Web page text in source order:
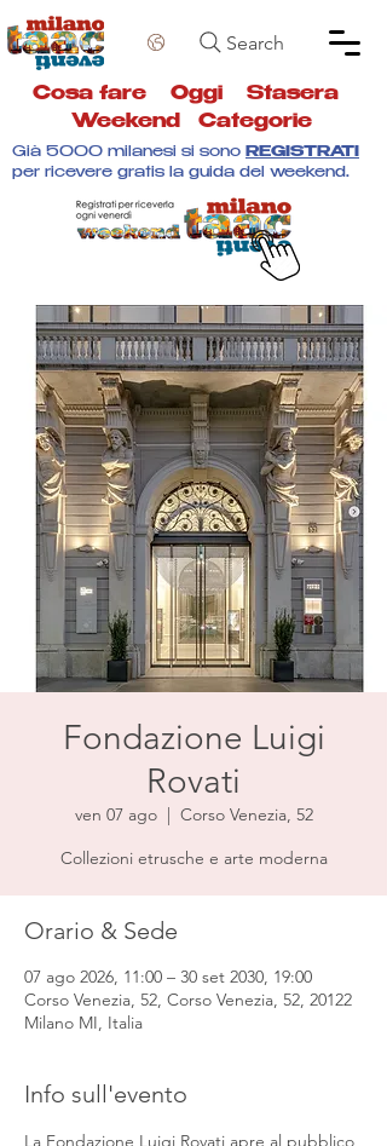
Search
Cosa fare Oggi Stasera
Weekend
Categorie
Già 5000 milanesi si sono REGISTRATI
per ricevere gratis la guida del weekend.
Fondazione Luigi
Rovati
ven 07 ago
  |
Corso Venezia, 52
Collezioni etrusche e arte moderna
Orario & Sede
07 ago 2026, 11:00 – 30 set 2030, 19:00
Corso Venezia, 52, Corso Venezia, 52, 20122
Milano MI, Italia
Info sull'evento
La Fondazione Luigi Rovati apre al pubblico